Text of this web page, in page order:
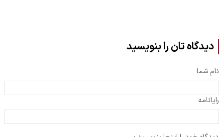
دیدگاه تان را بنویسید
نام شما
رایانامه